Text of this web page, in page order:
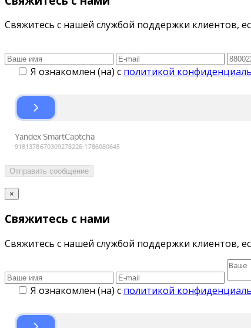
Свяжитесь с нашей службой поддержки клиентов,
Я ознакомлен (на) с политикой
Отправить сообщение
×
Свяжитесь с нами
Свяжитесь с нашей службой поддержки клиентов,
Я ознакомлен (на) с политикой